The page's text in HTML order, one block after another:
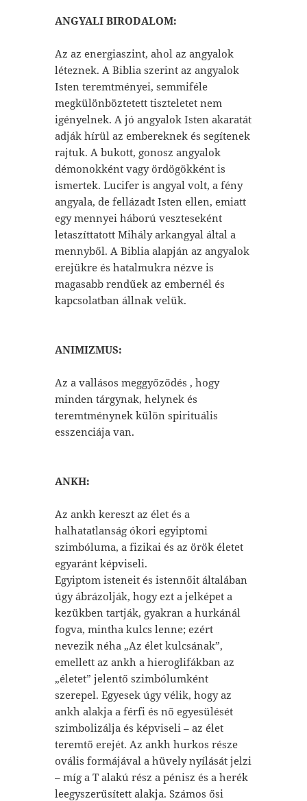
ANGYALI BIRODALOM:
Az az energiaszint, ahol az angyalok
léteznek. A Biblia szerint az angyalok
Isten teremtményei, semmiféle
megkülönböztetett tiszteletet nem
igényelnek. A jó angyalok Isten akaratát
adják hírül az embereknek és segítenek
rajtuk. A bukott, gonosz angyalok
démonokként vagy ördögökként is
ismertek. Lucifer is angyal volt, a fény
angyala, de fellázadt Isten ellen, emiatt
egy mennyei háború veszteseként
letaszíttatott Mihály arkangyal által a
mennyből. A Biblia alapján az angyalok
erejükre és hatalmukra nézve is
magasabb rendűek az embernél és
kapcsolatban állnak velük.
ANIMIZMUS:
Az a vallásos meggyőződés , hogy
minden tárgynak, helynek és
teremtménynek külön spirituális
esszenciája van.
ANKH:
Az ankh kereszt az élet és a
halhatatlanság ókori egyiptomi
szimbóluma, a fizikai és az örök életet
egyaránt képviseli.
Egyiptom isteneit és istennőit általában
úgy ábrázolják, hogy ezt a jelképet a
kezükben tartják, gyakran a hurkánál
fogva, mintha kulcs lenne; ezért
nevezik néha „Az élet kulcsának”,
emellett az ankh a hieroglifákban az
„életet” jelentő szimbólumként
szerepel. Egyesek úgy vélik, hogy az
ankh alakja a férfi és nő egyesülését
szimbolizálja és képviseli – az élet
teremtő erejét. Az ankh hurkos része
ovális formájával a hüvely nyílását jelzi
– míg a T alakú rész a pénisz és a herék
leegyszerűsített alakja. Számos ősi